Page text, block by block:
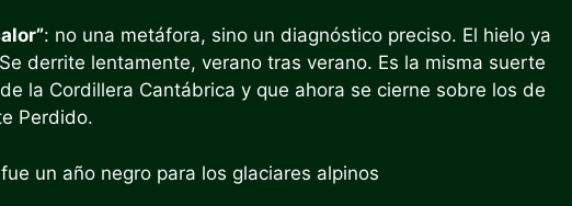
: no una metáfora, sino un diagnóstico preciso. El hielo ya
derrite lentamente, verano tras verano. Es la misma suerte
la Cordillera Cantábrica y que ahora se cierne sobre los de
Perdido.
un año negro para los glaciares alpinos